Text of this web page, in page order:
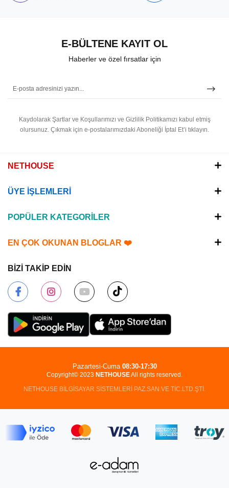
E-BÜLTENE KAYIT OL
Haberler ve özel fırsatlar için
Kaydolarak Şartlar ve Koşullarımızı ve Gizlilik Politikamızı kabul etmiş
olursunuz. Çıkmak için e-postalarımızdaki Aboneliği İptal Et’i tıklayın.
NETHOUSE
ÜYE İŞLEMLERİ
POPÜLER KATEGORİLER
EN ÇOK OKUNAN BLOGLAR ❤️
BİZİ TAKİP EDİN
Copyright© 2023 NETHOUSEAll rights reserved.
NETHOUSE BİLGİSAYAR SİSTEMLERİ PAZ.SAN.VE TİC.LTD.ŞTİ.
Pazartesi-Cuma 08:30-17:30